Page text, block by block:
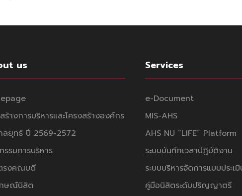
us
ร้างการบริหารและโครงสร้างองค์กร
ลยุทธ์ ปี 2569-2572
รมการบริหาร
รงคณบดี
ษณ์นิสิต
Services
e-Document
MIS-AHS
AHS NU “LIFE” Platform
ระบบบันทึกเวลาปฎิบัติงาน
ระบบบริหารจัดการแบบประเ
คู่มือนิสิตระดับปริญญาตรี